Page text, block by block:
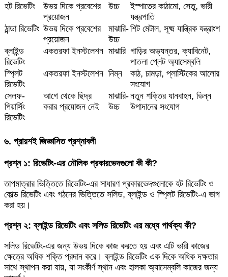
হট রিভেটিং
উভয় দিকে প্রবেশের
প্রয়োজন
উচ্চ
ইস্পাতের কাঠামো, সেতু, ভারী
যন্ত্রপাতি
ঠান্ডা রিভেটিং উভয় দিকে প্রবেশের
প্রয়োজন
মাঝারি-
উচ্চ
শিট মেটাল, সূক্ষ্ম যান্ত্রিক যন্ত্রাংশ
ব্লাইন্ড
রিভেটিং
একতরফা ইনস্টলেশন মাঝারি গাড়ির অভ্যন্তর, ক্যাবিনেট,
পাতলা প্লেট অ্যাসেম্বলি
স্প্লিট
রিভেটিং
একতরফা ইনস্টলেশন নিম্ন
কাঠ, চামড়া, প্লাস্টিকের আলোর
সংযোগ
সেলফ-
পিয়ার্সিং
রিভেটিং
আগে থেকে ছিদ্র
করার প্রয়োজন নেই
মাঝারি-
উচ্চ
নতুন শক্তির যানবাহন, ভিন্ন
উপাদানের সংযোগ
৬. প্রায়শই জিজ্ঞাসিত প্রশ্নাবলী
প্রশ্ন ১: রিভেটিং-এর মৌলিক প্রকারভেদগুলো কী কী?
তাপমাত্রার ভিত্তিতে রিভেটিং-এর সাধারণ প্রকারভেদগুলোকে হট রিভেটিং ও
কোল্ড রিভেটিং এবং গঠনের ভিত্তিতে সলিড, ব্লাইন্ড ও স্প্লিট রিভেটিং-এ ভাগ
করা হয়।
প্রশ্ন ২: ব্লাইন্ড রিভেটিং এবং সলিড রিভেটিং এর মধ্যে পার্থক্য কী?
সলিড রিভেটিং-এর জন্য উভয় দিকে কাজ করতে হয় এবং এটি ভারী কাজের
ক্ষেত্রে অধিক শক্তি প্রদান করে। ব্লাইন্ড রিভেটিং এক দিকে অধিক দক্ষতার
সাথে স্থাপন করা যায়, যা সংকীর্ণ স্থান এবং হালকা অ্যাসেম্বলি কাজের জন্য